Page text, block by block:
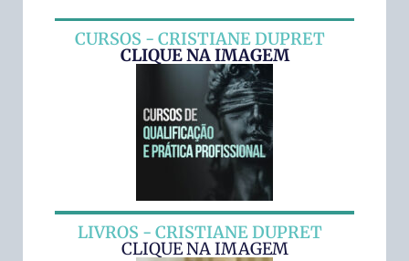
CURSOS - CRISTIANE DUPRET
CLIQUE NA IMAGEM
LIVROS - CRISTIANE DUPRET
CLIQUE NA IMAGEM